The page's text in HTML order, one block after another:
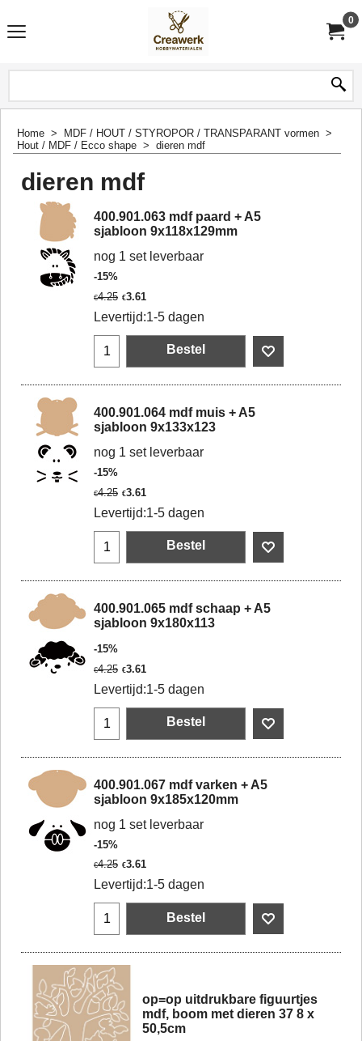
0
Home > MDF / HOUT / STYROPOR / TRANSPARANT vormen >
Hout / MDF / Ecco shape > dieren mdf
dieren mdf
400.901.063 mdf paard + A5
sjabloon 9x118x129mm
nog 1 set leverbaar
-15%
€4.25 €3.61
Levertijd:1-5 dagen
Bestel
400.901.064 mdf muis + A5
sjabloon 9x133x123
nog 1 set leverbaar
-15%
€4.25 €3.61
Levertijd:1-5 dagen
Bestel
400.901.065 mdf schaap + A5
sjabloon 9x180x113
-15%
€4.25 €3.61
Levertijd:1-5 dagen
Bestel
400.901.067 mdf varken + A5
sjabloon 9x185x120mm
nog 1 set leverbaar
-15%
€4.25 €3.61
Levertijd:1-5 dagen
Bestel
op=op uitdrukbare figuurtjes
mdf, boom met dieren 37 8 x
50,5cm